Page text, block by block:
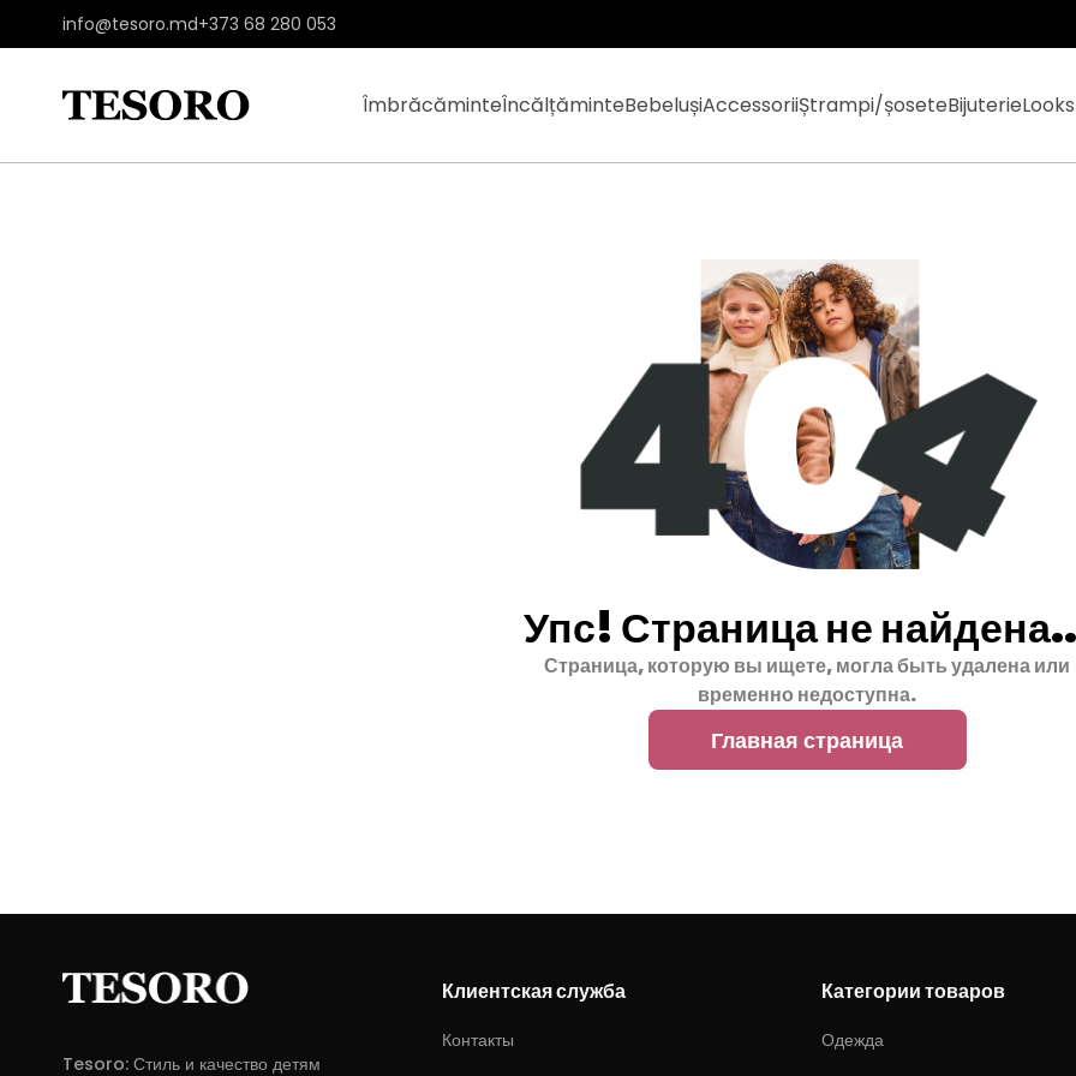
info@tesoro.md+373 68 280 053
ÎmbrăcăminteÎncălțăminteBebelușiAccessoriiȘtrampi/șoseteBijuterieLooks
Упс! Страница не
Страница, которую вы ищете, могла быть удалена или
временно недоступна.
Главная страница
Tesoro: Стиль и качество детям
Клиентская служба
Контакты
Категории товаров
Одежда